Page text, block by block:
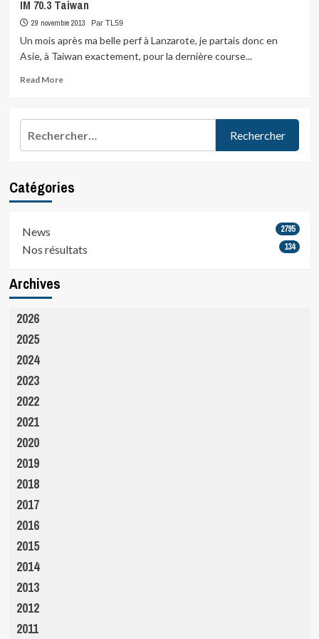
IM 70.3 Taiwan
29 novembre 2013 Par TL59
Un mois après ma belle perf à Lanzarote, je partais donc en
Asie, à Taiwan exactement, pour la dernière course...
Read MoreRead
IM
70.3
Catégories
News 2795
Nos résultats 134
Archives
2026
2025
2024
2023
2022
2021
2020
2019
2018
2017
2016
2015
2014
2013
2012
2011